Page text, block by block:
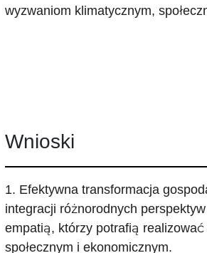
wyzwaniom klimatycznym,
Wnioski
1. Efektywna transformacja
integracji różnorodnych
empatią, którzy potrafią
społecznym i ekonomicznym.